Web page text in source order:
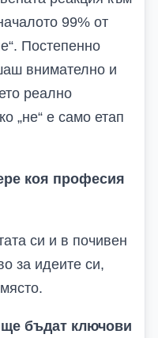
99% от
Постепенно
внимателно и
реално
„не“ е само етап
коя професия
си и в почивен
за идеите си,
бъдат ключови